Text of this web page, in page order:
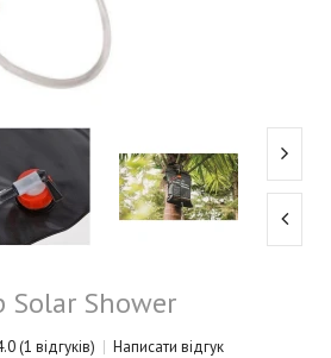
Solar Shower
(1 відгуків) Написати відгук